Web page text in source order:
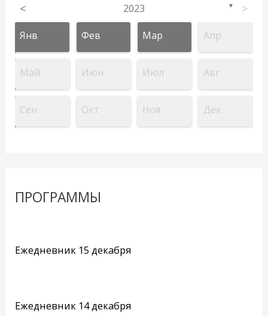
< 2023 ▼ >
Янв Фев Мар Апр
Май Июн Июл Авг
Сен Окт Ноя Дек
ПРОГРАММЫ
Ежедневник 15 декабря
Ежедневник 14 декабря